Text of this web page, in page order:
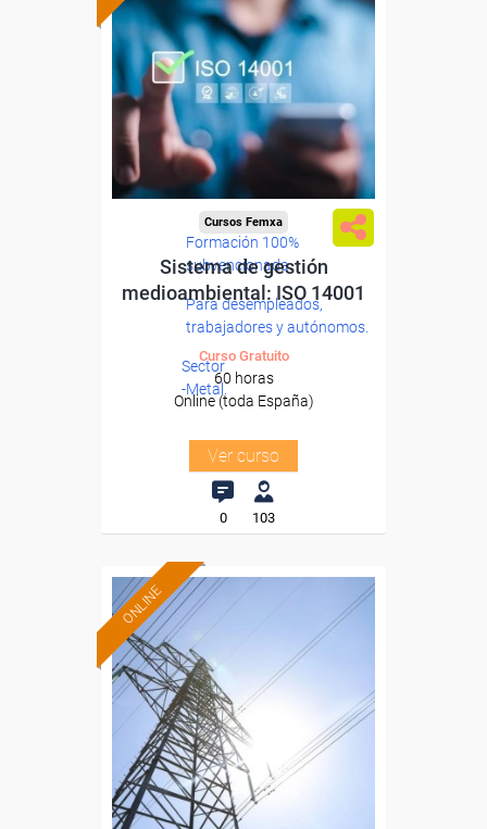
Formación 100%
subvencionada.
Para desempleados,
trabajadores y autónomos.
Sector
-Metal.
Cursos Femxa
Sistema de gestión
medioambiental: ISO 14001
Curso Gratuito
60 horas
Online (toda España)
Ver curso
0 103
ONLINE